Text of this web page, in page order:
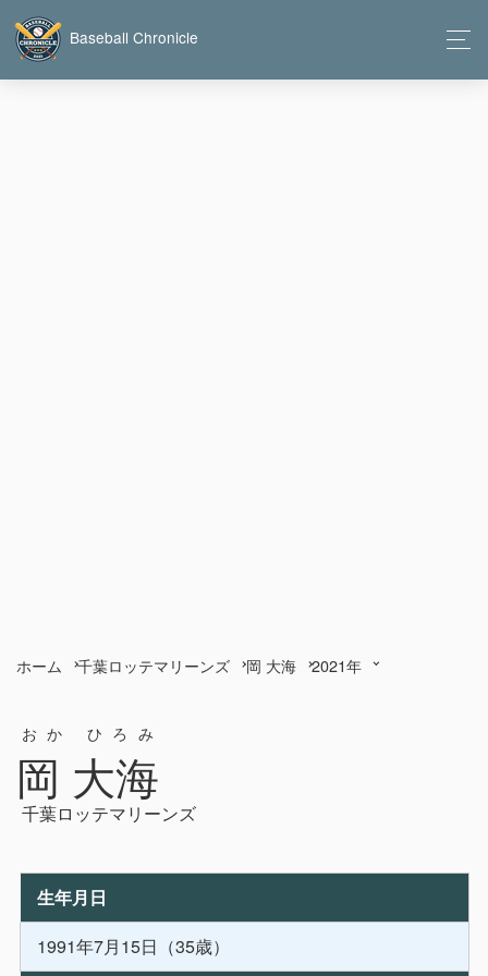
Baseball Chronicle
ホーム 千葉ロッテマリーンズ 岡 大海 2021年
岡 大海
おか ひろみ
千葉ロッテマリーンズ
生年月日
1991年7月15日（35歳）